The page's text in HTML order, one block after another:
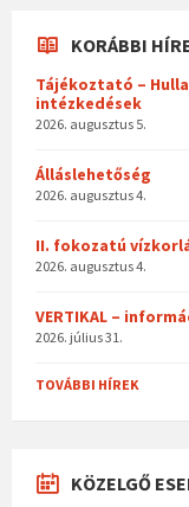
KORÁBBI
Tájékoztató –
intézkedések
2026. augusztus 5.
Álláslehetőség
2026. augusztus 4.
II. fokozatú
2026. augusztus 4.
VERTIKAL –
2026. július 31.
TOVÁBBI HÍREK
KÖZELGŐ